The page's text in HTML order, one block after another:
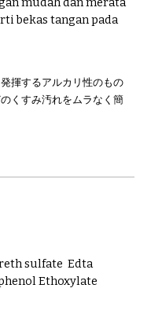
bekas tangan pada
揮するアルカリ性のもの
くすみ汚れをムラなく簡
sulfate Edta
Ethoxylate